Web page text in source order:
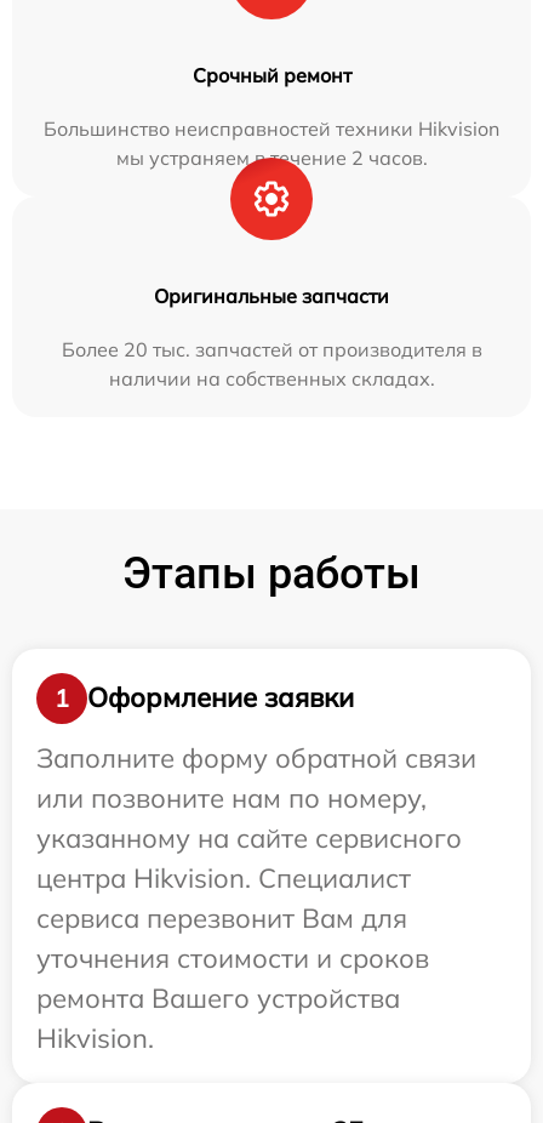
Срочный ремонт
Большинство неисправностей техники Hikvision
мы устраняем в течение 2 часов.
Оригинальные запчасти
Более 20 тыс. запчастей от производителя в
наличии на собственных складах.
Этапы работы
1
Оформление заявки
Заполните форму обратной связи
или позвоните нам по номеру,
указанному на сайте сервисного
центра Hikvision. Специалист
сервиса перезвонит Вам для
уточнения стоимости и сроков
ремонта Вашего устройства
Hikvision.